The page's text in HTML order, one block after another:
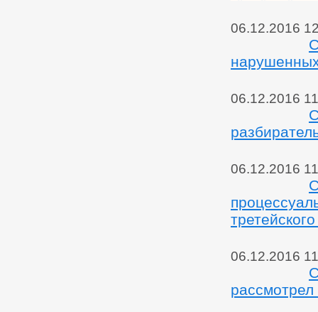
06.12.2016
06.12.2016
06.12.2016
06.12.2016